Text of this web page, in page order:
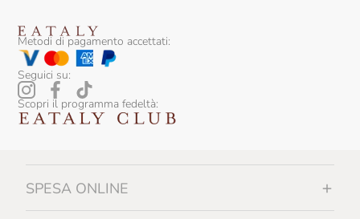
Metodi di pagamento accettati:
Seguici su:
Scopri il programma fedeltà:
SPESA ONLINE